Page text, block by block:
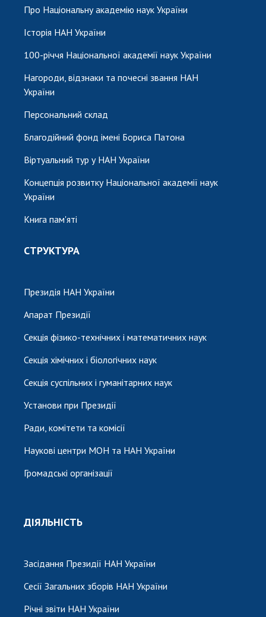
ЗАСІДАННЯ ПРЕЗИДІЇ НАН УКРАЇНИ
НАУКОВІ ВИДАННЯ
МЕДІА ПРО НАС
АКАДЕМІЯ КОМЕНТУЄ
КАБІНЕТ
Про Національну академію наук України
Історія НАН України
100-річчя Національної академії наук України
Нагороди, відзнаки та почесні звання НАН
України
Персональний склад
Благодійний фонд імені Бориса Патона
Віртуальний тур у НАН України
Концепція розвитку Національної академії наук
України
Книга пам'яті
СТРУКТУРА
Президія НАН України
Апарат Президії
Секція фізико-технічних і математичних наук
Секція хімічних і біологічних наук
Секція суспільних і гуманітарних наук
Установи при Президії
Ради, комітети та комісії
Наукові центри МОН та НАН України
Громадські організації
ДІЯЛЬНІСТЬ
Засідання Президії НАН України
Сесії Загальних зборів НАН України
Річні звіти НАН України